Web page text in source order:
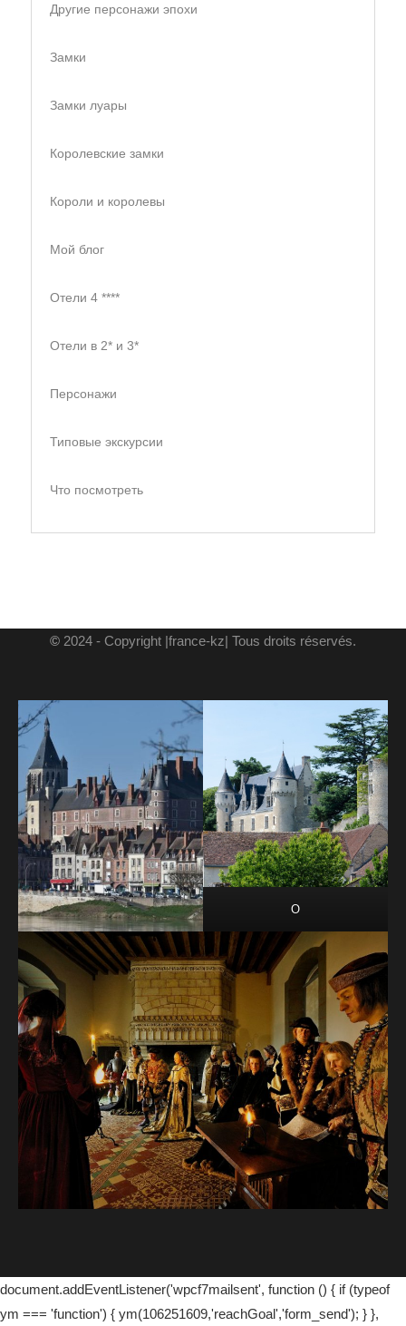
Другие персонажи эпохи
Замки
Замки луары
Королевские замки
Короли и королевы
Мой блог
Отели 4 ****
Отели в 2* и 3*
Персонажи
Типовые экскурсии
Что посмотреть
© 2024 - Copyright |france-kz| Tous droits réservés.
O
document.addEventListener('wpcf7mailsent', function () { if (typeof
ym === 'function') { ym(106251609,'reachGoal','form_send'); } },